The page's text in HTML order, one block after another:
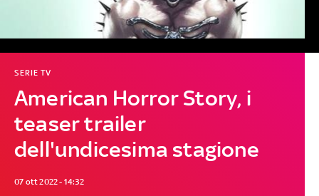
American Horror Story, i
teaser trailer
dell'undicesima stagione
SERIE TV
07 ott 2022 - 14:32